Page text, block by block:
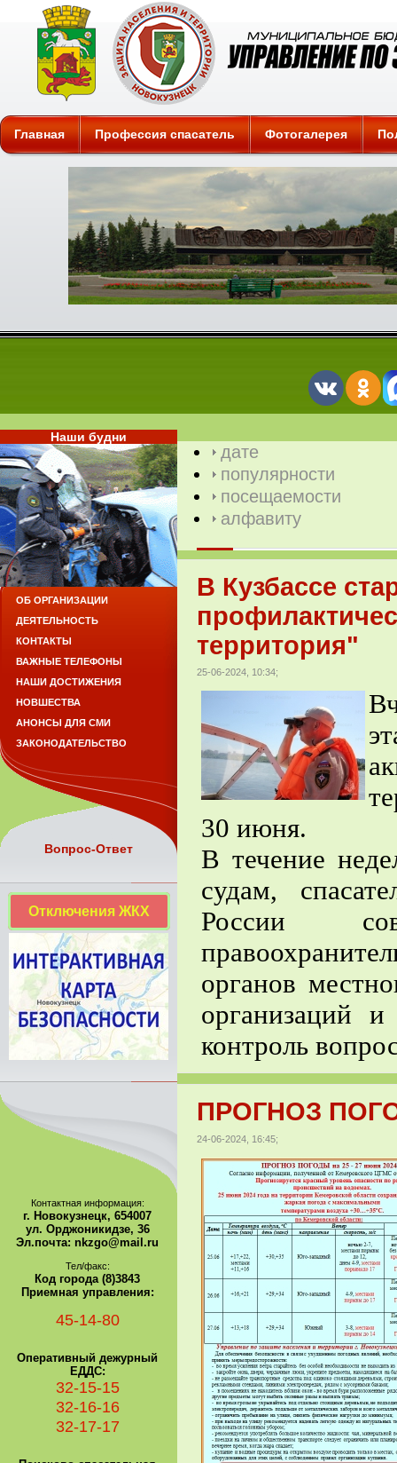
Защита
Главная Профессия спасатель Фотогалерея
дате
популярности
посещаемости
алфавиту
В Кузбассе
территория"
25-06-2024, 10:34;
30 июня.
В течение
судам,
России
органов
организаций
контроль
ПРОГНОЗ
24-06-2024, 16:45;
Наши будни
ОБ ОРГАНИЗАЦИИ
ДЕЯТЕЛЬНОСТЬ
КОНТАКТЫ
ВАЖНЫЕ ТЕЛЕФОНЫ
НАШИ ДОСТИЖЕНИЯ
НОВШЕСТВА
АНОНСЫ ДЛЯ СМИ
ЗАКОНОДАТЕЛЬСТВО
Вопрос-Ответ
Отключения ЖКХ
Контактная информация:
г. Новокузнецк, 654007
ул. Орджоникидзе, 36
Эл.почта: nkzgo@mail.ru
Тел/факс:
Код города (8)3843
Приемная управления:
45-14-80
Оперативный дежурный
ЕДДС:
32-15-15
32-16-16
32-17-17